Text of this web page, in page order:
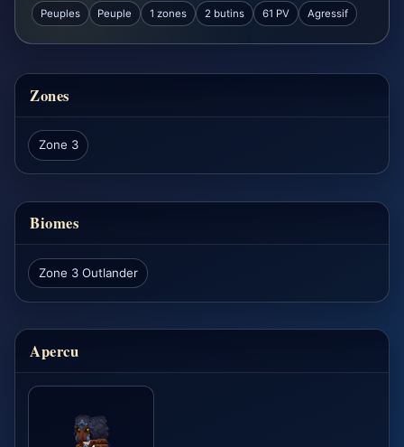
Peuples Peuple 1 zones 2 butins 61 PV Agressif
Zones
Zone 3
Biomes
Zone 3 Outlander
Apercu